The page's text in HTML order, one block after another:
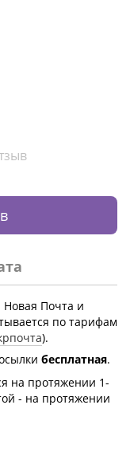
Новая Почта и
по тарифам
).
бесплатная.
на протяжении 1-
- на протяжении